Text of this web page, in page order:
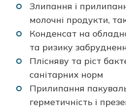
Злипання і
молочні продукти,
Конденсат на
та ризику
Плісняву та ріст
санітарних норм
Прилипання
герметичність і